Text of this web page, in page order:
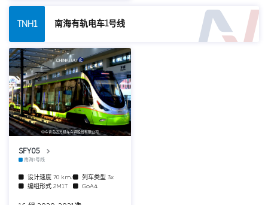
TNH1 南海有轨电车1号线
中车青岛四方机车车辆股份有限公司
SFY05
南海1号线
设计速度 70 km/h 列车类型 3x
编组形式 2M1T GoA4